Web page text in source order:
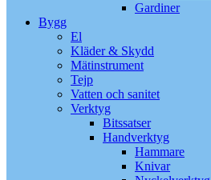
Gardiner
Bygg
El
Kläder & Skydd
Mätinstrument
Tejp
Vatten och sanitet
Verktyg
Bitssatser
Handverktyg
Hammare
Knivar